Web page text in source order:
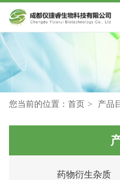
您当前的位置： 首页 产品
药物衍生杂质